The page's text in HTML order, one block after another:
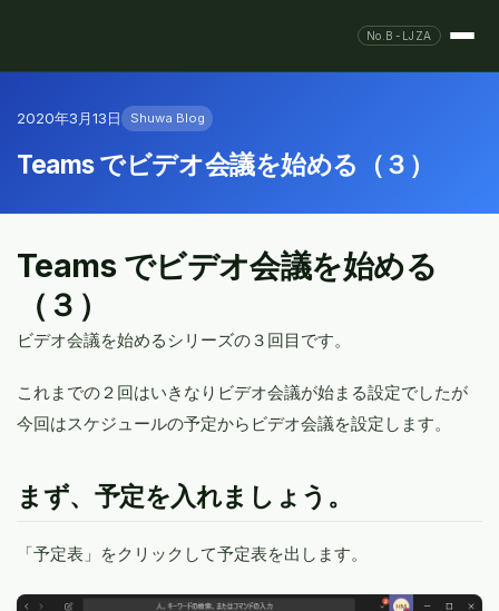
No.B-LJZA
2020年3月13日 Shuwa Blog
Teams でビデオ会議を始める（３）
Teams でビデオ会議を始める
（３）
ビデオ会議を始めるシリーズの３回目です。
これまでの２回はいきなりビデオ会議が始まる設定でしたが
今回はスケジュールの予定からビデオ会議を設定します。
まず、予定を入れましょう。
「予定表」をクリックして予定表を出します。